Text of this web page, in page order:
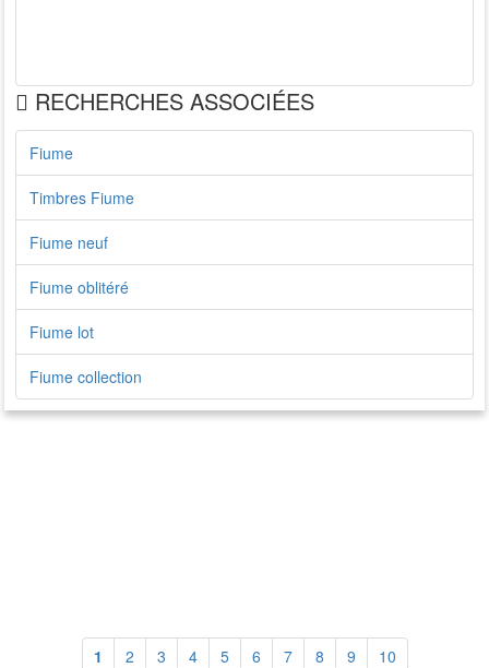
RECHERCHES ASSOCIÉES
Fiume
Timbres Fiume
Fiume neuf
Fiume oblitéré
Fiume lot
Fiume collection
1 2 3 4 5 6 7 8 9 10